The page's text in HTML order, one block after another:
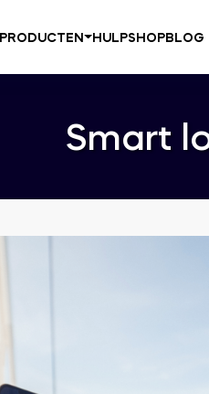
PRODUCTEN HULPSHOPBLOG
Smart